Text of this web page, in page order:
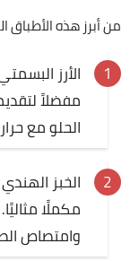
من أبرز هذه الأطباق
الأرز
مفضلاً
الحلو مع
الخبز
مكملًا
وامتصاص